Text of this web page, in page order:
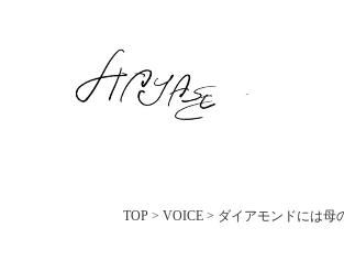
TOP > VOICE > ダイアモンドには母